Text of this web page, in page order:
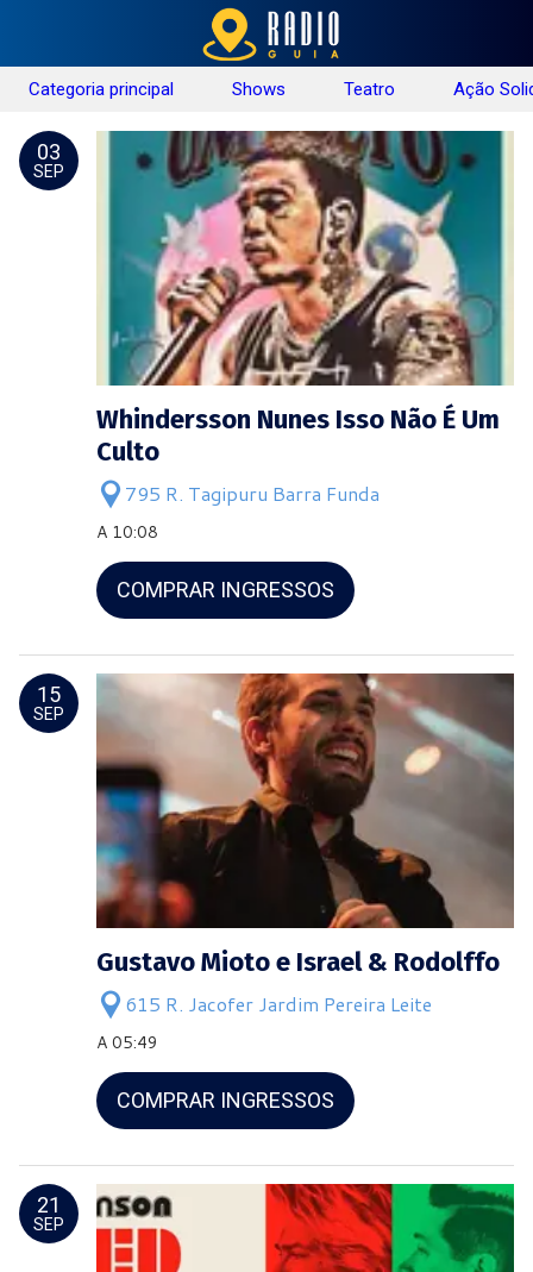
Categoria principal Shows Teatro Ação
03
SEP
Whindersson Nunes Isso Não É Um
Culto
795 R. Tagipuru Barra Funda
A 10:08
COMPRAR INGRESSOS
15
SEP
Gustavo Mioto e Israel & Rodolffo
615 R. Jacofer Jardim Pereira Leite
A 05:49
COMPRAR INGRESSOS
21
SEP